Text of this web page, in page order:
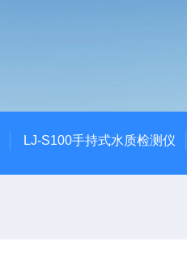
LJ-S100手持式水质检测仪